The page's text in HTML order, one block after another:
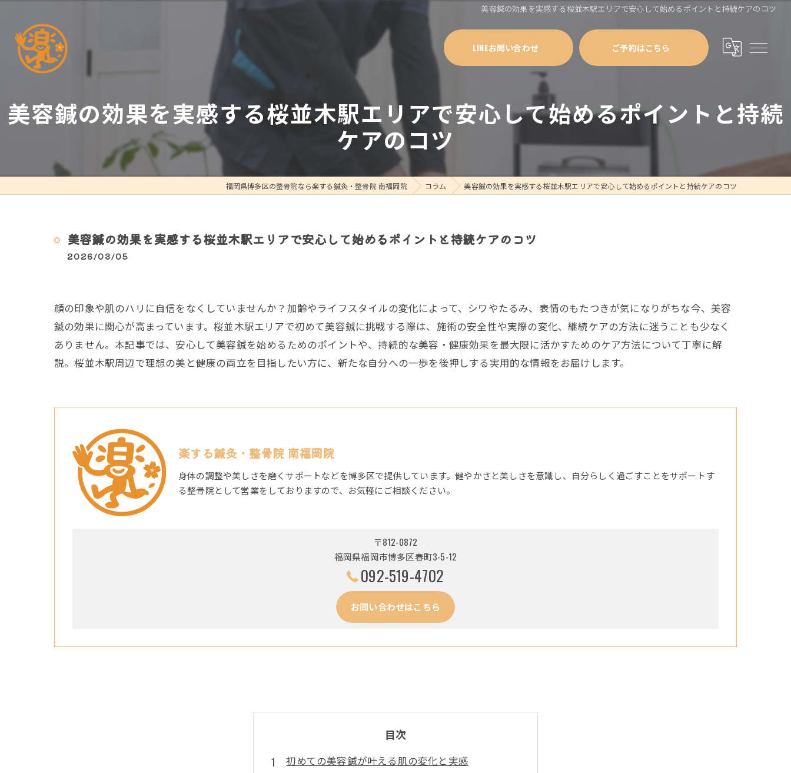
美容鍼の効果を実感する桜並木駅エリアで安心して始めるポイントと持続ケアのコツ
LINEお問い合わせ ご予約はこちら
美容鍼の効果を実感する桜並木駅エリアで安心して始めるポイントと持続
ケアのコツ
福岡県博多区の整骨院なら楽する鍼灸・整骨院 南福岡院 コラム 美容鍼の効果を実感する桜並木駅エリアで安心して始めるポイントと持続ケアのコツ
美容鍼の効果を実感する桜並木駅エリアで安心して始めるポイントと持続ケアのコツ
2026/03/05
顔の印象や肌のハリに自信をなくしていませんか？加齢やライフスタイルの変化によって、シワやたるみ、表情のもたつきが気になりがちな今、美容
鍼の効果に関心が高まっています。桜並木駅エリアで初めて美容鍼に挑戦する際は、施術の安全性や実際の変化、継続ケアの方法に迷うことも少なく
ありません。本記事では、安心して美容鍼を始めるためのポイントや、持続的な美容・健康効果を最大限に活かすためのケア方法について丁寧に解
説。桜並木駅周辺で理想の美と健康の両立を目指したい方に、新たな自分への一歩を後押しする実用的な情報をお届けします。
楽する鍼灸・整骨院 南福岡院
身体の調整や美しさを磨くサポートなどを博多区で提供しています。健やかさと美しさを意識し、自分らしく過ごすことをサポートす
る整骨院として営業をしておりますので、お気軽にご相談ください。
〒812-0872
福岡県福岡市博多区春町3-5-12
092-519-4702
お問い合わせはこちら
目次
初めての美容鍼が叶える肌の変化と実感